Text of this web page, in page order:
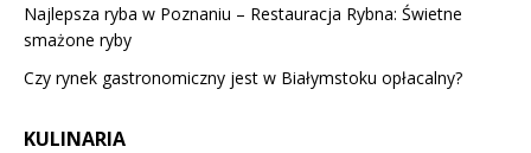
Najlepsza ryba w Poznaniu – Restauracja Rybna: Świetne
smażone ryby
Czy rynek gastronomiczny jest w Białymstoku opłacalny?
KULINARIA